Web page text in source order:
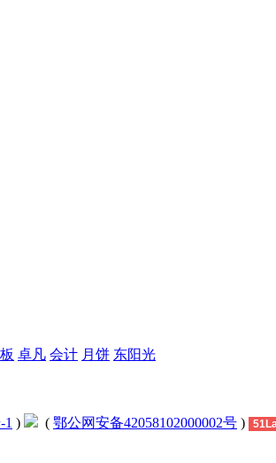
卓凡 会计 月饼 东阳光
1 ) ( 鄂公网安备42058102000002号 )